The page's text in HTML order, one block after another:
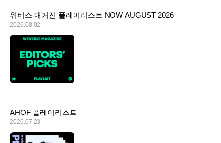
ALL
ARTICLES
LOGIN
위버스 매거진 플레이리스트 NOW AUGUST 2026
2026.08.02
AHOF 플레이리스트
2026.07.23